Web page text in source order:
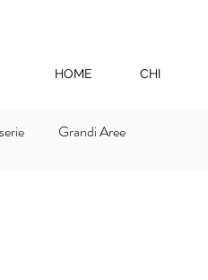
HOME CHI
Grandi Aree